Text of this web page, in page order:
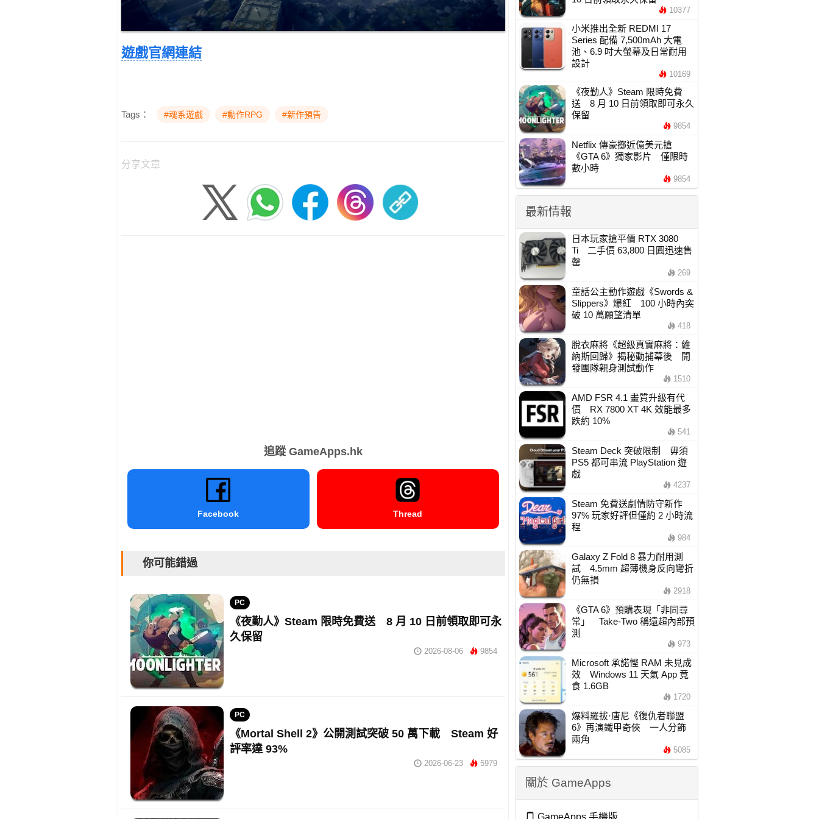
遊戲官網連結
Tags： #魂系遊戲 #動作RPG #新作預告
分享文章
追蹤 GameApps.hk
Facebook Thread
你可能錯過
PC
《夜勤人》Steam 限時免費送 8 月 10 日前領取即可永
久保留
2026-08-06 9854
PC
《Mortal Shell 2》公開測試突破 50 萬下載 Steam 好
評率達 93%
2026-06-23 5979
10377
小米推出全新 REDMI 17
Series 配備 7,500mAh 大電
池、6.9 吋大螢幕及日常耐用
設計
10169
《夜勤人》Steam 限時免費
送 8 月 10 日前領取即可永久
保留
9854
Netflix 傳豪擲近億美元搶
《GTA 6》獨家影片 僅限時
數小時
9854
最新情報
日本玩家搶平價 RTX 3080
Ti 二手價 63,800 日圓迅速售
罄
269
童話公主動作遊戲《Swords &
Slippers》爆紅 100 小時內突
破 10 萬願望清單
418
脫衣麻將《超級真實麻將：維
納斯回歸》揭秘動捕幕後 開
發團隊親身測試動作
1510
AMD FSR 4.1 畫質升級有代
價 RX 7800 XT 4K 效能最多
跌約 10%
541
Steam Deck 突破限制 毋須
PS5 都可串流 PlayStation 遊
戲
4237
Steam 免費送劇情防守新作
97% 玩家好評但僅約 2 小時流
程
984
Galaxy Z Fold 8 暴力耐用測
試 4.5mm 超薄機身反向彎折
仍無損
2918
《GTA 6》預購表現「非同尋
常」 Take-Two 稱遠超內部預
測
973
Microsoft 承諾慳 RAM 未見成
效 Windows 11 天氣 App 竟
食 1.6GB
1720
爆料羅拔·唐尼《復仇者聯盟
6》再演鐵甲奇俠 一人分飾
兩角
5085
關於 GameApps
GameApps 手機版